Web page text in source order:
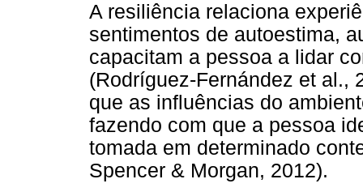
A resiliência relaciona
sentimentos de autoestima,
capacitam a pessoa a lidar
(Rodríguez-Fernández et al.,
que as influências do
fazendo com que a pessoa
tomada em determinado
Spencer & Morgan, 2012).